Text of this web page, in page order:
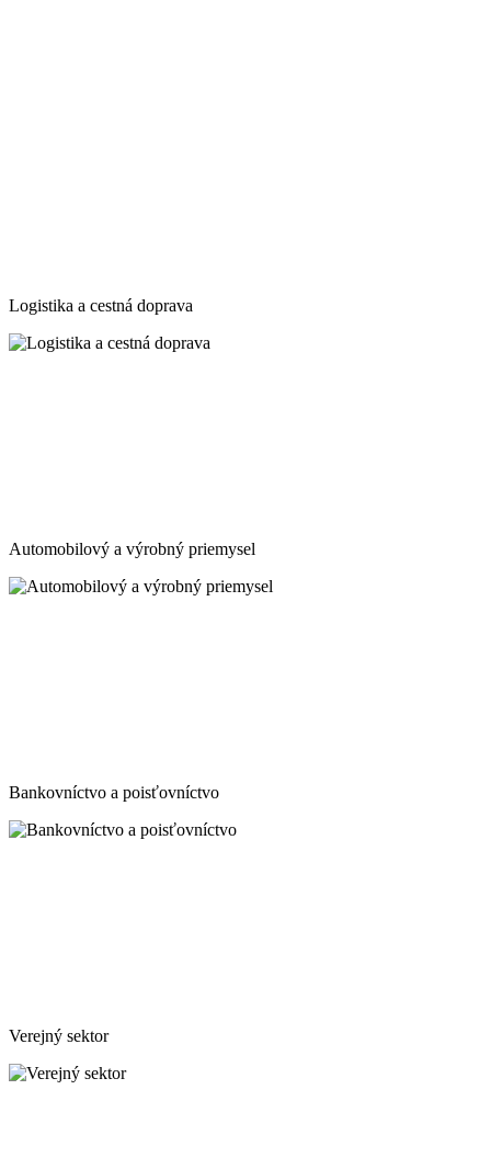
Logistika a cestná doprava
Automobilový a výrobný priemysel
Bankovníctvo a poisťovníctvo
Verejný sektor